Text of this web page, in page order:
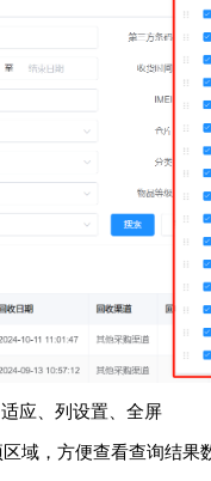
应、列设置、全屏
域，方便查看查询结果